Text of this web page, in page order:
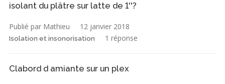
isolant du plâtre sur latte de 1''?
Publié par Mathieu 12 janvier 2018
Isolation et insonorisation 1 réponse
Clabord d amiante sur un plex